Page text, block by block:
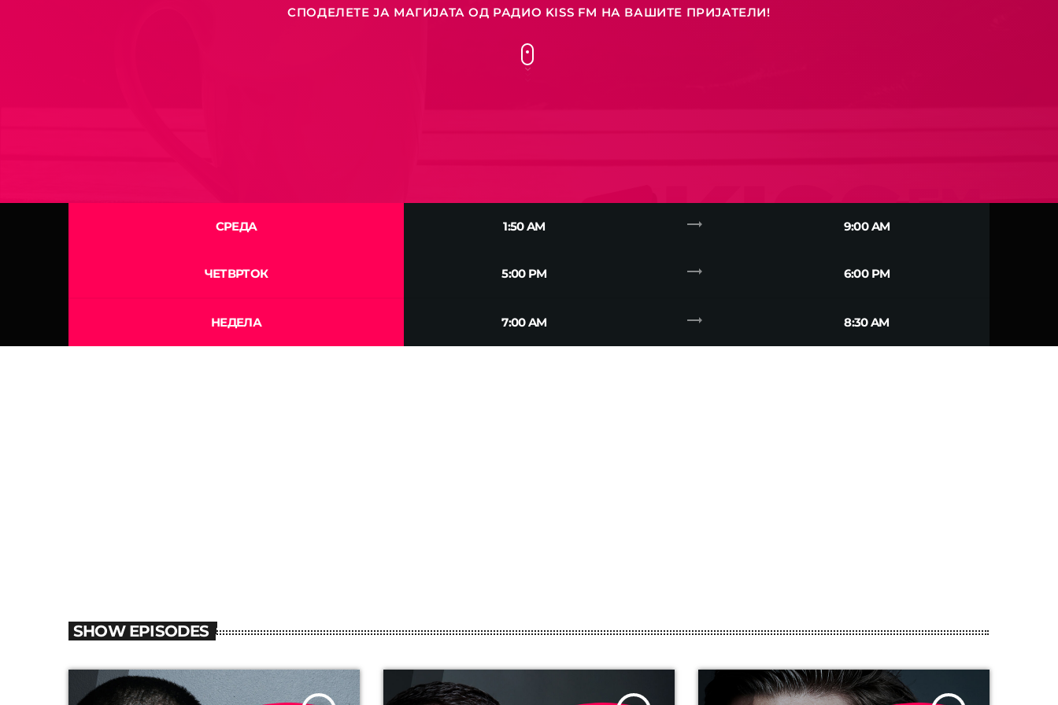
СПОДЕЛЕТЕ ЈА МАГИЈАТА ОД РАДИО KISS FM НА ВАШИТЕ ПРИЈАТЕЛИ!
СРЕДА 1:50 AM trending_flat 9:00 AM
ЧЕТВРТОК 5:00 PM trending_flat 6:00 PM
НЕДЕЛА 7:00 AM trending_flat 8:30 AM
SHOW EPISODES